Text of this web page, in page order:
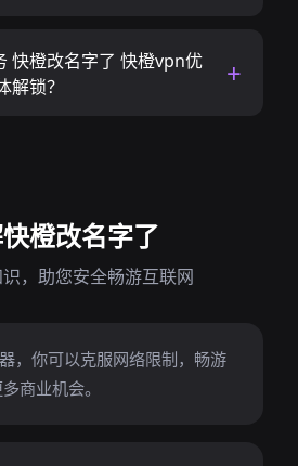
快橙改名字了 快橙vpn优
解锁？
橙改名字了
，助您安全畅游互联网
，你可以克服网络限制，畅游
商业机会。